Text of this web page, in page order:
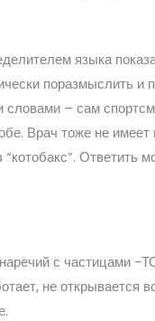
языка
поразмыслить и
– сам
Врач тоже не
Ответить
наречий с
не открывается